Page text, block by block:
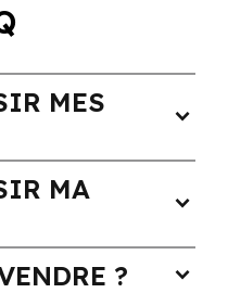
MES
expand_more
MA
expand_more
? expand_more